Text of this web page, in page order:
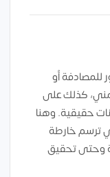
للمصادفة أو
كذلك على
حقيقية. وهنا
ترسم خارطة
وحتى تحقيق